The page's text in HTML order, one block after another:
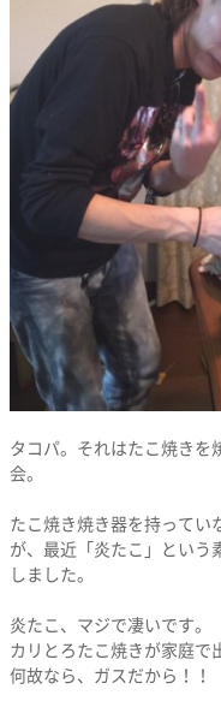
タコパ。それはたこ焼きを
会。
たこ焼き焼き器を持ってい
が、最近「炎たこ」という
しました。
炎たこ、マジで凄いです。
カリとろたこ焼きが家庭で
何故なら、ガスだから！！